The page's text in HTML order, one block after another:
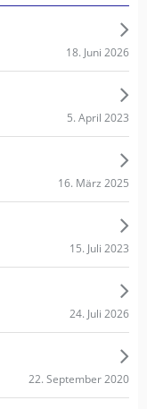
18. Juni 2026
5. April 2023
16. März 2025
15. Juli 2023
24. Juli 2026
22. September 2020